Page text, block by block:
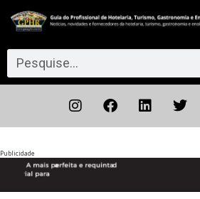
Publicidade